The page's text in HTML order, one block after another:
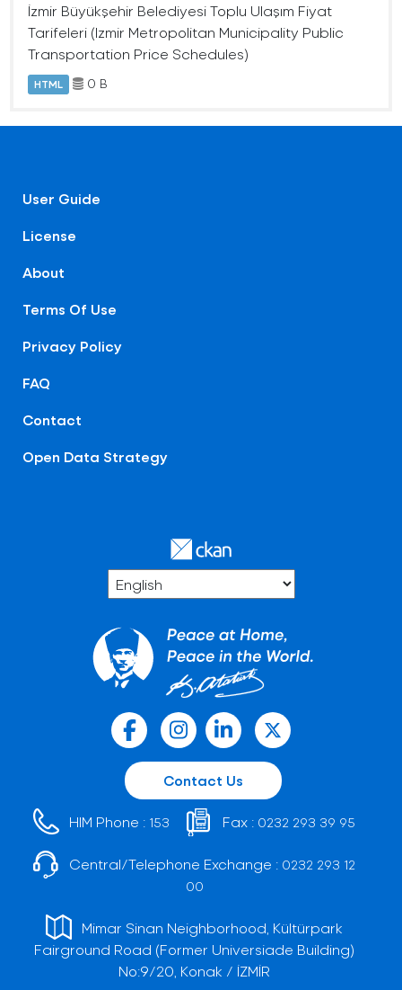
İzmir Büyükşehir Belediyesi Toplu Ulaşım Fiyat
Tarifeleri (Izmir Metropolitan Municipality Public
Transportation Price Schedules)
HTML 0 B
User Guide
License
About
Terms Of Use
Privacy Policy
FAQ
Contact
Open Data Strategy
Contact Us
HIM Phone : 153 Fax : 0232 293 39 95
Central/Telephone Exchange : 0232 293 12
00
Mimar Sinan Neighborhood, Kültürpark
Fairground Road (Former Universiade Building)
No:9/20, Konak / İZMİR